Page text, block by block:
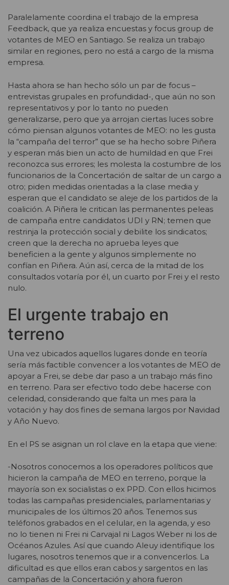
Paralelamente coordina el trabajo de la empresa
Feedback, que ya realiza encuestas y focus group de
votantes de MEO en Santiago. Se realiza un trabajo
similar en regiones, pero no está a cargo de la misma
empresa.
Hasta ahora se han hecho sólo un par de focus –
entrevistas grupales en profundidad-, que aún no son
representativos y por lo tanto no pueden
generalizarse, pero que ya arrojan ciertas luces sobre
cómo piensan algunos votantes de MEO: no les gusta
la “campaña del terror” que se ha hecho sobre Piñera
y esperan más bien un acto de humildad en que Frei
reconozca sus errores; les molesta la costumbre de los
funcionarios de la Concertación de saltar de un cargo a
otro; piden medidas orientadas a la clase media y
esperan que el candidato se aleje de los partidos de la
coalición. A Piñera le critican las permanentes peleas
de campaña entre candidatos UDI y RN; temen que
restrinja la protección social y debilite los sindicatos;
creen que la derecha no aprueba leyes que
beneficien a la gente y algunos simplemente no
confían en Piñera. Aún así, cerca de la mitad de los
consultados votaría por él, un cuarto por Frei y el resto
nulo.
El urgente trabajo en
terreno
Una vez ubicados aquellos lugares donde en teoría
sería más factible convencer a los votantes de MEO de
apoyar a Frei, se debe dar paso a un trabajo más fino
en terreno. Para ser efectivo todo debe hacerse con
celeridad, considerando que falta un mes para la
votación y hay dos fines de semana largos por Navidad
y Año Nuevo.
En el PS se asignan un rol clave en la etapa que viene:
-Nosotros conocemos a los operadores políticos que
hicieron la campaña de MEO en terreno, porque la
mayoría son ex socialistas o ex PPD. Con ellos hicimos
todas las campañas presidenciales, parlamentarias y
municipales de los últimos 20 años. Tenemos sus
teléfonos grabados en el celular, en la agenda, y eso
no lo tienen ni Frei ni Carvajal ni Lagos Weber ni los de
Océanos Azules. Así que cuando Aleuy identifique los
lugares, nosotros tenemos que ir a convencerlos. La
dificultad es que ellos eran cabos y sargentos en las
campañas de la Concertación y ahora fueron